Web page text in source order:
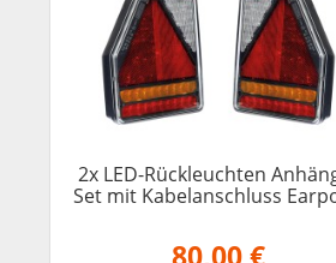
2x LED-Rückleuchten
Set mit Kabelanschluss